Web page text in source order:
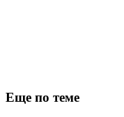
Еще по теме